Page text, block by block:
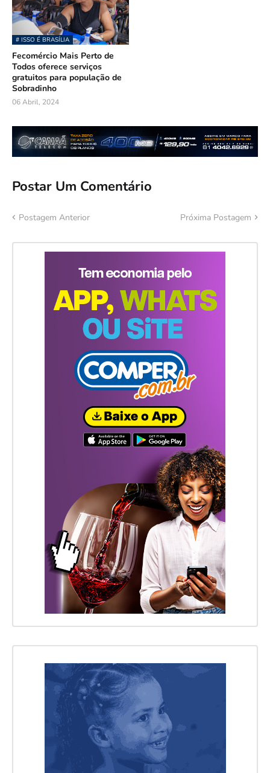
# ISSO É BRASÍLIA
Fecomércio Mais Perto de
Todos oferece serviços
gratuitos para população de
Sobradinho
06 Abril, 2024
Postar Um Comentário
Postagem Anterior Próxima Postagem